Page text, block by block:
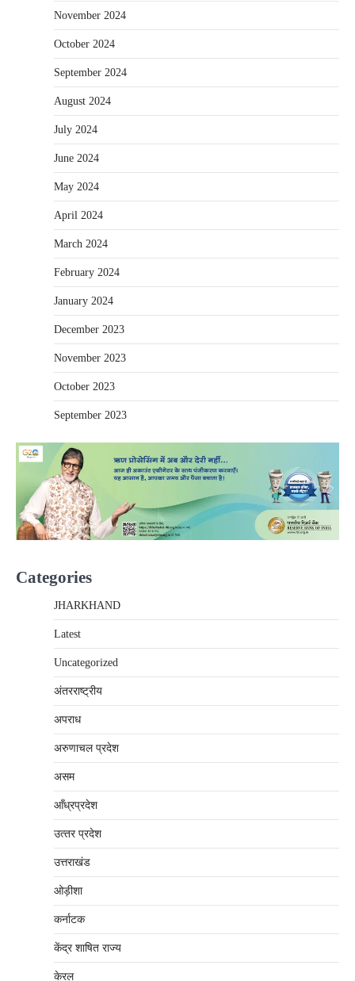
November 2024
October 2024
September 2024
August 2024
July 2024
June 2024
May 2024
April 2024
March 2024
February 2024
January 2024
December 2023
November 2023
October 2023
September 2023
Categories
JHARKHAND
Latest
Uncategorized
अंतरराष्‍ट्रीय
अपराध
अरुणाचल प्रदेश
असम
आँध्रप्रदेश
उत्‍तर प्रदेश
उत्तराखंड
ओड़ीशा
कर्नाटक
केंद्र शाषित राज्य
केरल